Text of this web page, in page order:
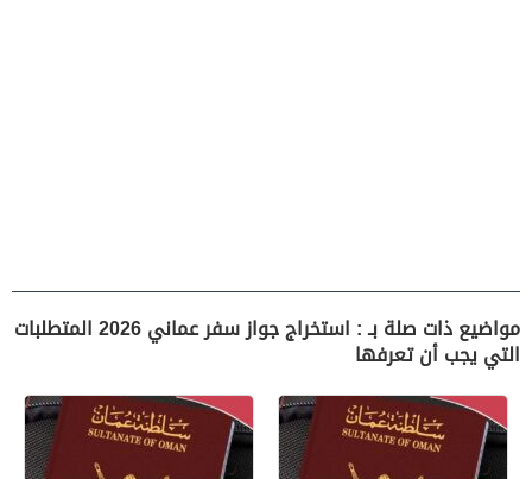
مواضيع ذات صلة بـ : استخراج جواز سفر عماني 2026 المتطلبات
التي يجب أن تعرفها